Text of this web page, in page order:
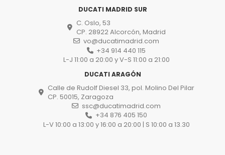
DUCATI MADRID SUR
C. Oslo, 53
CP. 28922 Alcorcón, Madrid
vo@ducatimadrid.com
+34 914 440 115
L-J 11:00 a 20:00 y V-S 11:00 a 21:00
DUCATI ARAGÓN
Calle de Rudolf Diesel 33, pol. Molino Del Pilar
CP. 50015, Zaragoza
ssc@ducatimadrid.com
+34 876 405 150
L-V 10:00 a 13:00 y 16:00 a 20:00 | S 10:00 a 13.30